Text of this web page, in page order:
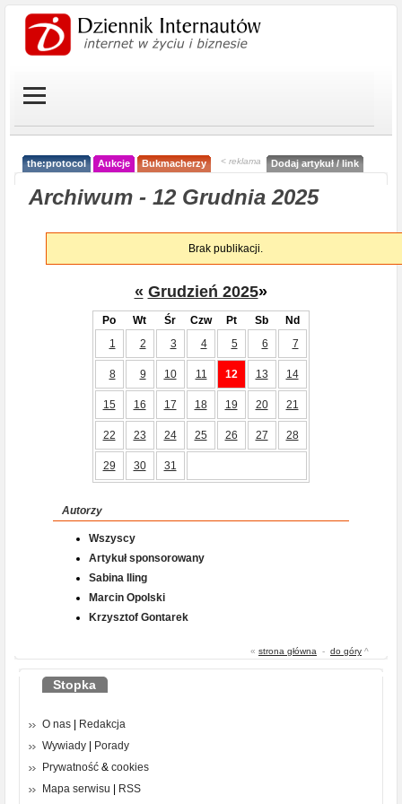
the:protocol Aukcje Bukmacherzy < reklama Dodaj artykuł / link
Archiwum - 12 Grudnia 2025
Brak publikacji.
« Grudzień 2025»
Po Wt Śr Czw Pt Sb
Nd
1
2 3 4 5 6 7
8 9 10 11 12 13 14
15 16 17 18 19 20 21
22 23 24 25 26 27 28
29 30 31
Autorzy
Wszyscy
Artykuł sponsorowany
Sabina Iling
Marcin Opolski
Krzysztof Gontarek
« strona główna - do góry ^
Stopka
O nas
Redakcja
Wywiady
Porady
Prywatność & cookies
Mapa serwisu
RSS